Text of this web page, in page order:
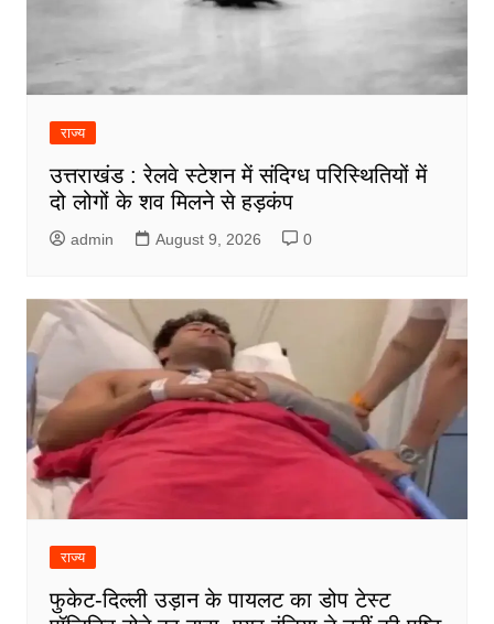
राज्य
उत्तराखंड : रेलवे स्टेशन में संदिग्ध परिस्थितियों में
दो लोगों के शव मिलने से हड़कंप
admin August 9, 2026 0
राज्य
फुकेट-दिल्ली उड़ान के पायलट का डोप टेस्ट